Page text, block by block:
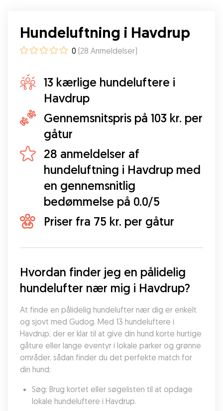
Hundeluftning i Havdrup
0 (28 Anmeldelser)
13 kærlige hundeluftere i
Havdrup
Gennemsnitspris på 103 kr. per
gåtur
28 anmeldelser af
hundeluftning i Havdrup med
en gennemsnitlig
bedømmelse på 0.0/5
Priser fra 75 kr. per gåtur
Hvordan finder jeg en pålidelig
hundelufter nær mig i Havdrup?
At finde en pålidelig hundelufter nær dig er enkelt
og sjovt med Gudog. Med 13 hundeluftere i
Havdrup, der er klar til at give din hund korte hurtige
gåture eller lange eventyr i lokale parker og grønne
områder, sådan finder du det perfekte match for
din hund:
Søg: Brug kortet eller søgelisten til at opdage
lokale hundeluftere i Havdrup.